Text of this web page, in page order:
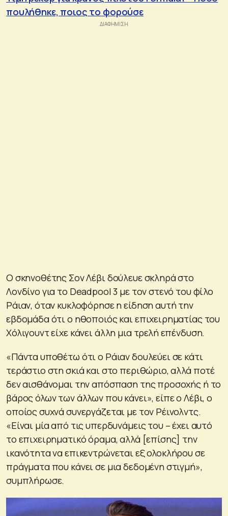
πουλήθηκε, ποιος το φορούσε
Ο σκηνοθέτης Σον Λέβι δούλευε σκληρά στο
Λονδίνο για το Deadpool 3 με τον στενό του φίλο
Ράιαν, όταν κυκλοφόρησε η είδηση ​​αυτή την
εβδομάδα ότι ο ηθοποιός και επιχειρηματίας του
Χόλιγουντ είχε κάνει άλλη μια τρελή επένδυση.
«Πάντα υποθέτω ότι ο Ράιαν δουλεύει σε κάτι
τεράστιο στη σκιά και στο περιθώριο, αλλά ποτέ
δεν αισθάνομαι την απόσπαση της προσοχής ή το
βάρος όλων των άλλων που κάνει», είπε ο Λέβι, ο
οποίος συχνά συνεργάζεται με τον Ρέινολντς.
«Είναι μία από τις υπερδυνάμεις του – έχει αυτό
το επιχειρηματικό όραμα, αλλά [επίσης] την
ικανότητα να επικεντρώνεται εξ ολοκλήρου σε
πράγματα που κάνει σε μια δεδομένη στιγμή»,
συμπλήρωσε.